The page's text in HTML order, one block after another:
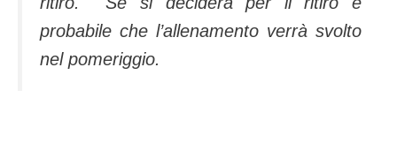
probabile che l’allenamento verrà svolto
nel pomeriggio.